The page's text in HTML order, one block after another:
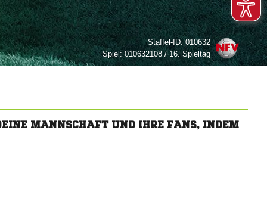
Staffel-ID:010632
Spiel:010632108 / 16. Spieltag
MANNSCHAFT UND IHRE FANS, INDEM